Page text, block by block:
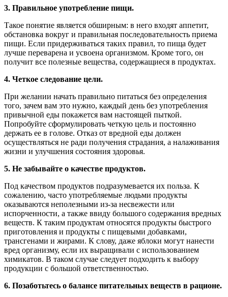
3. Правильное употребление пищи.
Такое понятие является обширным: в него входят аппетит,
обстановка вокруг и правильная последовательность приема
пищи. Если придерживаться таких правил, то пища будет
лучше переварена и усвоена организмом. Кроме того, он
получит все полезные вещества, содержащиеся в продуктах.
4. Четкое следование цели.
При желании начать правильно питаться без определения
того, зачем вам это нужно, каждый день без употребления
привычной еды покажется вам настоящей пыткой.
Попробуйте сформулировать четкую цель и постоянно
держать ее в голове. Отказ от вредной еды должен
осуществляться не ради получения страдания, а налаживания
жизни и улучшения состояния здоровья.
5. Не забывайте о качестве продуктов.
Под качеством продуктов подразумевается их польза. К
сожалению, часто употребляемые людьми продукты
оказываются неполезными из-за несвежести или
испорченности, а также ввиду большого содержания вредных
веществ. К таким продуктам относятся продукты быстрого
приготовления и продукты с пищевыми добавками,
трансгенами и жирами. К слову, даже яблоки могут нанести
вред организму, если их выращивали с использованием
химикатов. В таком случае следует подходить к выбору
продукции с большой ответственностью.
6. Позаботьтесь о балансе питательных веществ в рационе.